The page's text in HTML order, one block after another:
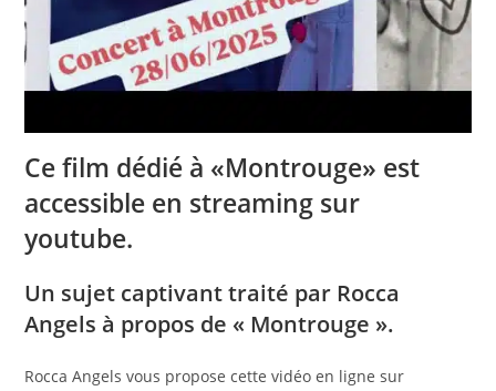
Ce film dédié à «Montrouge» est
accessible en streaming sur
youtube.
Un sujet captivant traité par Rocca
Angels à propos de « Montrouge ».
Rocca Angels vous propose cette vidéo en ligne sur